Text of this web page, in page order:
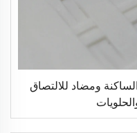
ومضاد للالتصاق